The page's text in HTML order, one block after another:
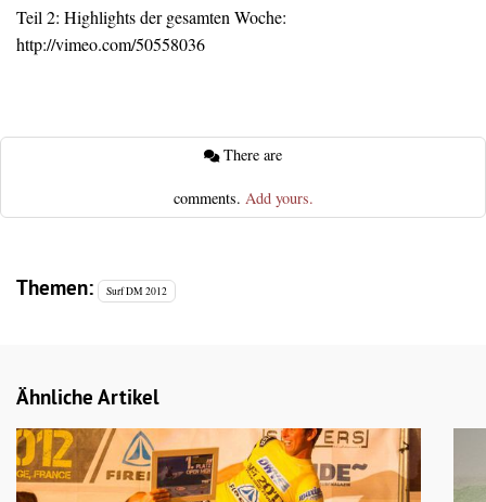
Teil 2: Highlights der gesamten Woche:
http://vimeo.com/50558036
comments. Add yours.
Themen: Surf DM 2012
Ähnliche Artikel